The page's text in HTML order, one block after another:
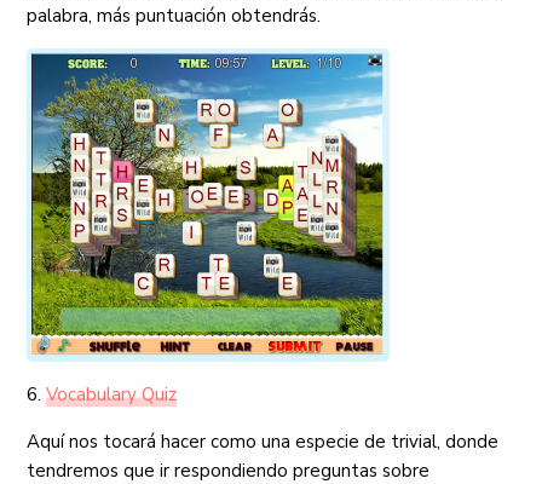
palabra, más puntuación obtendrás.
6.Vocabulary Quiz
Aquí nos tocará hacer como una especie de trivial, donde
tendremos que ir respondiendo preguntas sobre